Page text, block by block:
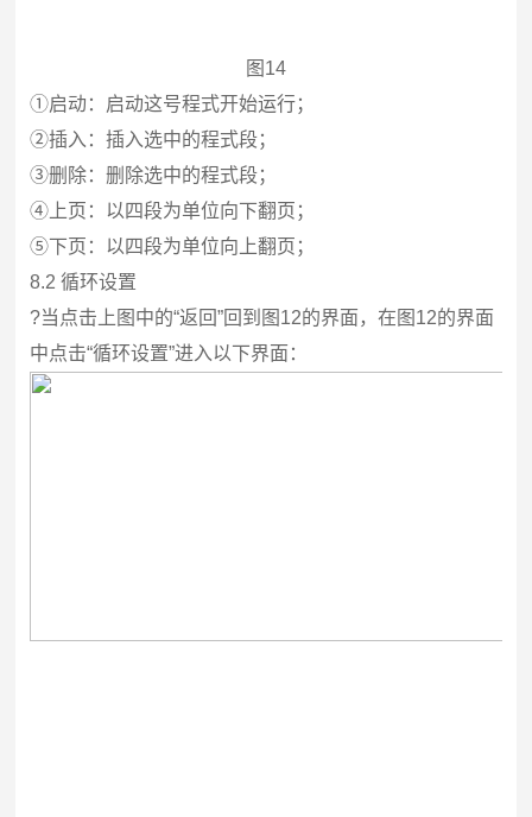
图14
①启动：启动这号程式开始运行；
②插入：插入选中的程式段；
③删除：删除选中的程式段；
④上页：以四段为单位向下翻页；
⑤下页：以四段为单位向上翻页；
8.2循环设置
?当点击上图中的“返回”回到图12的界面，在图12的界面
中点击“循环设置”进入以下界面：